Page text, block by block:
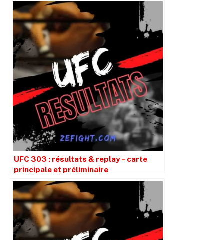
UFC 303 : résultats & replay – carte
principale et préliminaire